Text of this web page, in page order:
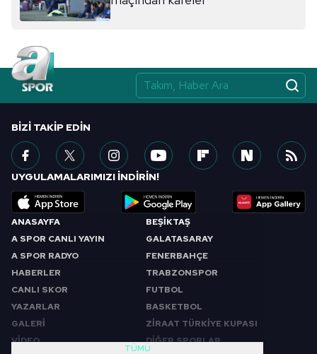
ANASAYFA
A SPOR CANLI YAYIN
A SPOR RADYO
HABERLER
CANLI SKOR
YAZARLAR
GALERİ
VİDEO
BEŞİKTAŞ
GALATASARAY
FENERBAHÇE
TRABZONSPOR
FUTBOL
BASKETBOL
ZİRAAT TÜRKİYE KUPASI
DİĞER SPORLAR
TÜMÜ
BIZI TAKIP EDIN
UYGULAMALARIMIZI İNDİRİN!